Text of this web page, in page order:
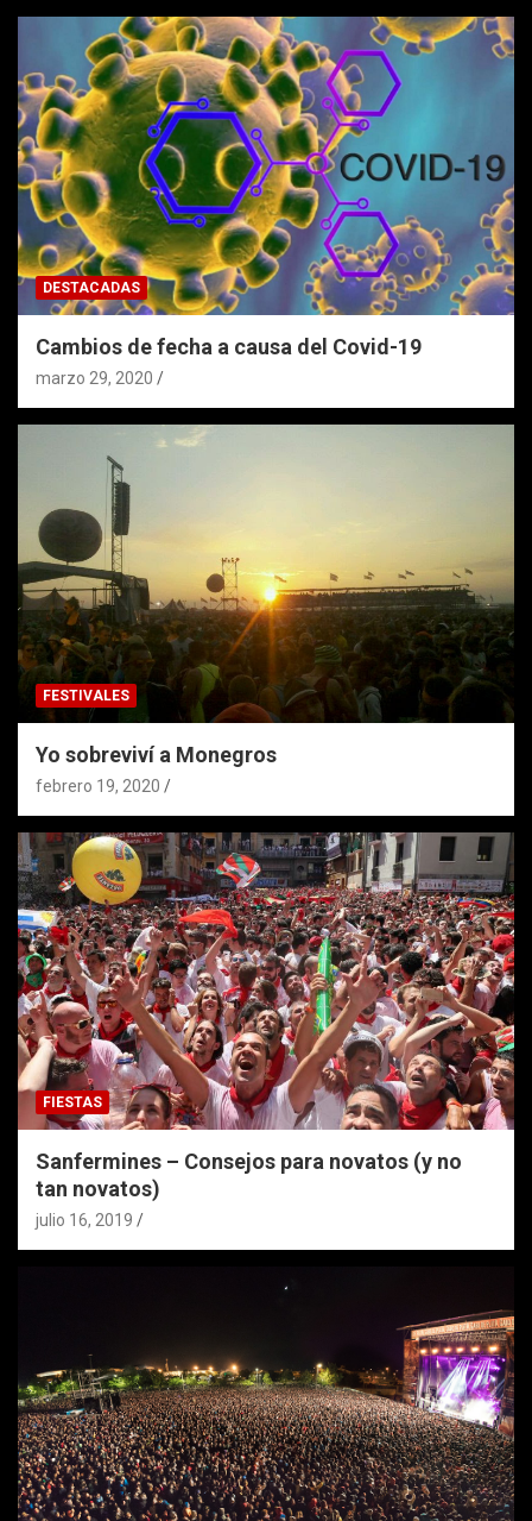
DESTACADAS
Cambios de fecha a causa del Covid-19
marzo 29, 2020
FESTIVALES
Yo sobreviví a Monegros
febrero 19, 2020
FIESTAS
Sanfermines – Consejos para novatos (y no
tan novatos)
julio 16, 2019